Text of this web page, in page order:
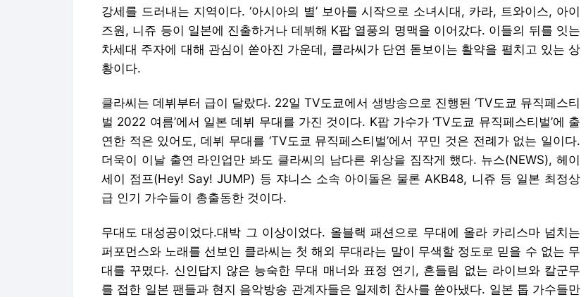
강세를 드러내는 지역이다. ‘아시아의 별’ 보아를 시작으로 소녀시대, 카라, 트와이스, 아이
즈원, 니쥬 등이 일본에 진출하거나 데뷔해 K팝 열풍의 명맥을 이어갔다. 이들의 뒤를 잇는
차세대 주자에 대해 관심이 쏟아진 가운데, 클라씨가 단연 돋보이는 활약을 펼치고 있는 상
황이다.
클라씨는 데뷔부터 급이 달랐다. 22일 TV도쿄에서 생방송으로 진행된 ‘TV도쿄 뮤직페스티
벌 2022 여름’에서 일본 데뷔 무대를 가진 것이다. K팝 가수가 ‘TV도쿄 뮤직페스티벌’에 출
연한 적은 있어도, 데뷔 무대를 ‘TV도쿄 뮤직페스티벌’에서 꾸민 것은 전례가 없는 일이다.
더욱이 이날 출연 라인업만 봐도 클라씨의 남다른 위상을 짐작게 했다. 뉴스(NEWS), 헤이
세이 점프(Hey! Say! JUMP) 등 쟈니스 소속 아이돌은 물론 AKB48, 니쥬 등 일본 최정상
급 인기 가수들이 총출동한 것이다.
무대도 대성공이었다.대박 그 이상이었다. 올블랙 패션으로 무대에 올라 카리스마 넘치는
퍼포먼스와 노래를 선보인 클라씨는 첫 해외 무대라는 말이 무색할 정도로 믿을 수 없는 무
대를 꾸몄다. 신인답지 않은 능숙한 무대 매너와 표정 연기, 흔들림 없는 라이브와 칼군무
를 접한 일본 팬들과 현지 음악방송 관계자들은 일제히 찬사를 쏟아냈다. 일본 톱 가수들만